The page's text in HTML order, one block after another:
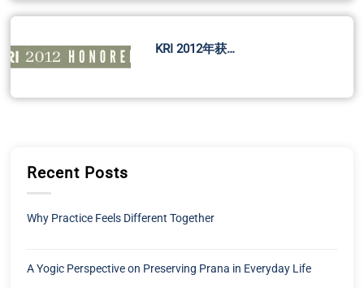
KRI 2012年获…
Recent Posts
Why Practice Feels Different Together
A Yogic Perspective on Preserving Prana in Everyday Life